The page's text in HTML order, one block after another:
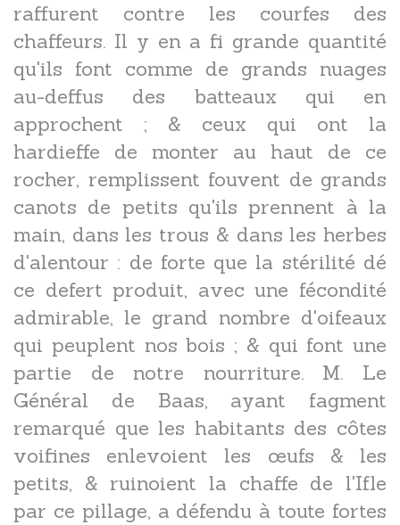
raffurent contre les courfes des
chaffeurs. Il y en a fi grande quantité
qu'ils font comme de grands nuages
au-deffus des batteaux qui en
approchent ; & ceux qui ont la
hardieffe de monter au haut de ce
rocher, remplissent fouvent de grands
canots de petits qu'ils prennent à la
main, dans les trous & dans les herbes
d'alentour : de forte que la stérilité dé
ce defert produit, avec une fécondité
admirable, le grand nombre d'oifeaux
qui peuplent nos bois ; & qui font une
partie de notre nourriture. M. Le
Général de Baas, ayant fagment
remarqué que les habitants des côtes
voifines enlevoient les œufs & les
petits, & ruinoient la chaffe de l'Ifle
par ce pillage, a défendu à toute fortes